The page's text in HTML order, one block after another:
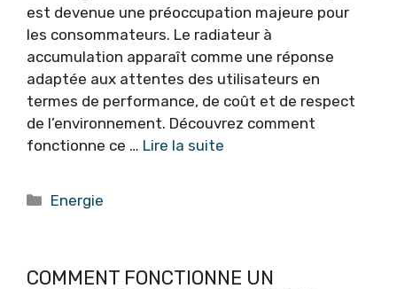
est devenue une préoccupation majeure pour
les consommateurs. Le radiateur à
accumulation apparaît comme une réponse
adaptée aux attentes des utilisateurs en
termes de performance, de coût et de respect
de l’environnement. Découvrez comment
fonctionne ce … Lire la suite
Catégories
Energie
COMMENT FONCTIONNE UN